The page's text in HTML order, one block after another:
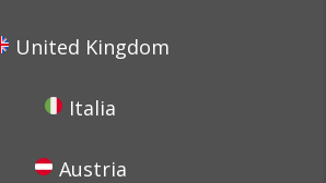
United Kingdom
Italia
Austria